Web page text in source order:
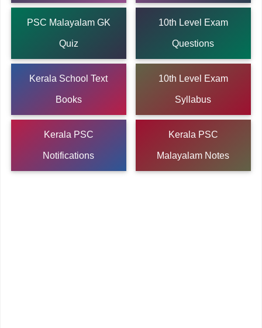
PSC Malayalam GK
Quiz
10th Level Exam
Questions
Kerala School Text
Books
10th Level Exam
Syllabus
Kerala PSC
Notifications
Kerala PSC
Malayalam Notes